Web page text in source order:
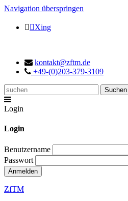
Navigation überspringen
Xing
kontakt@zftm.de
+49-(0)203-379-3109
Login
Login
Benutzername
Passwort
ZfTM